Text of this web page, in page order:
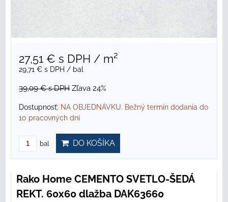
27,51 € s DPH / m²
29,71 € s DPH / bal
39,09 €s DPH Zľava 24%
Dostupnosť: NA OBJEDNÁVKU. Bežný termín dodania do
10 pracovných dní
bal DO KOŠÍKA
Rako Home CEMENTO SVETLO-ŠEDÁ
REKT. 60x60 dlažba DAK63660